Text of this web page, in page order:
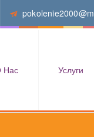
Нас Услуги